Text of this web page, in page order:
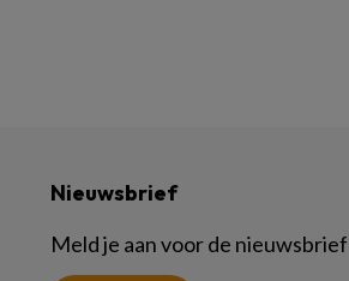
Nieuwsbrief
Meld je aan voor de nieuwsbrief